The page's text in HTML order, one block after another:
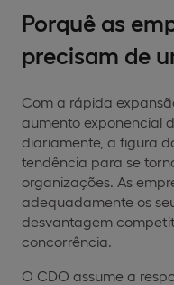
Porquê as
precisam de
Com a rápida
aumento exponencial
diariamente, a figura
tendência para se
organizações. As
adequadamente os
desvantagem
concorrência.
O CDO assume a